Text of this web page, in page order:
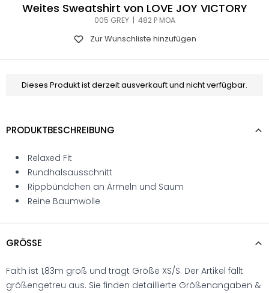
Weites Sweatshirt von LOVE JOY VICTORY
005 GREY | 482 P MOA
Zur Wunschliste hinzufügen
Dieses Produkt ist derzeit ausverkauft und nicht verfügbar.
PRODUKTBESCHREIBUNG
Relaxed Fit
Rundhalsausschnitt
Rippbündchen an Ärmeln und Saum
Reine Baumwolle
GRÖSSE
Faith ist 1,83m groß und trägt Größe XS/S. Der Artikel fällt
größengetreu aus. Sie finden detaillierte Größenangaben &